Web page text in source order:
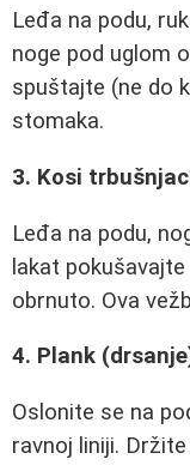
Leđa na podu,
noge pod uglom
spuštajte (ne do
stomaka.
3. Kosi
Leđa na podu,
lakat
obrnuto. Ova
4. Plank
Oslonite se na
ravnoj liniji.